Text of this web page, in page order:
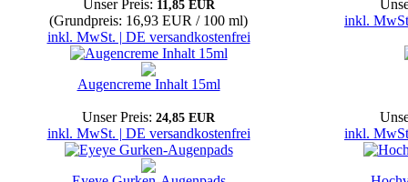
Unser Preis: 11,85 EUR
(Grundpreis: 16,93 EUR / 100 ml)
inkl. MwSt. | DE versandkostenfrei
inkl.
Augencreme Inhalt 15ml
Unser Preis: 24,85 EUR
inkl. MwSt. | DE versandkostenfrei
inkl.